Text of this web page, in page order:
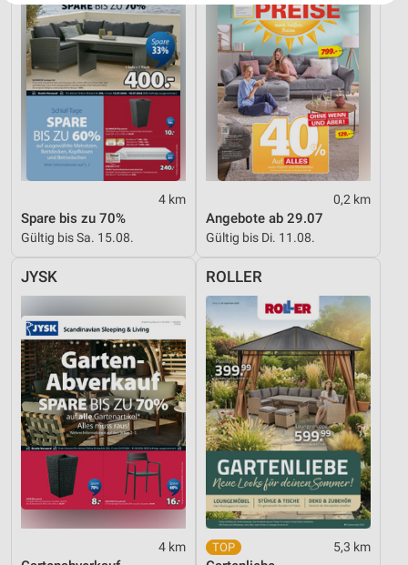
4 km
Spare bis zu 70%
Gültig bis Sa. 15.08.
0,2 km
Angebote ab 29.07
Gültig bis Di. 11.08.
JYSK
4 km
ROLLER
5,3 km
Website/App.
Partnerliste anzeigen (1 IAB-Anbieter)
Wir nutzen Ihre Daten für folgende Zwecke:
IAB-Verarbeitungszwecke:
Speichern von oder Zugriff auf Informationen
auf einem Endgerät
Verwendung reduzierter Daten zur Auswahl von
Werbeanzeigen
Erstellung von Profilen für personalisierte
Werbung
personalisierter Werbung
Erstellung von Profilen zur Personalisierung
von Inhalten
Verwendung von Profilen zur Auswahl
personalisierter Inhalte
Messung der Werbeleistung
Messung der Performance von Inhalten
Analyse von Zielgruppen durch Statistiken oder
Kombinationen von Daten aus verschiedenen
Quellen